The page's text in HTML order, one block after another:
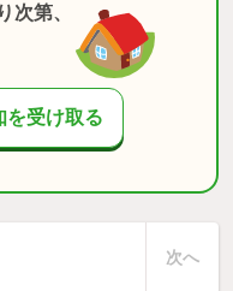
次第、
を受け取る
次へ